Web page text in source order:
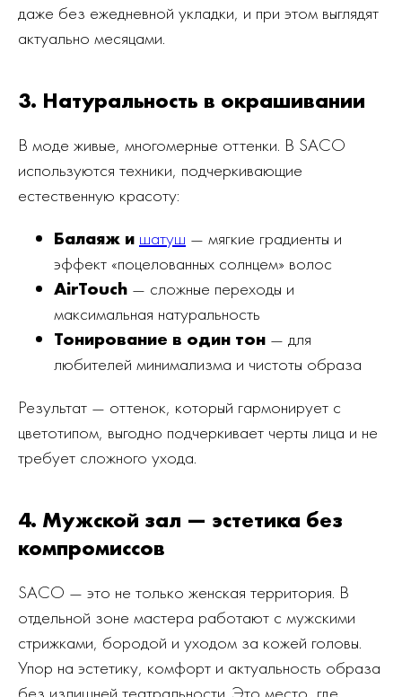
даже без ежедневной укладки, и при этом выглядят
актуально месяцами.
3. Натуральность в окрашивании
В моде живые, многомерные оттенки. В SACO
используются техники, подчеркивающие
естественную красоту:
Балаяж и шатуш — мягкие градиенты и
эффект «поцелованных солнцем» волос
AirTouch — сложные переходы и
максимальная натуральность
Тонирование в один тон — для
любителей минимализма и чистоты образа
Результат — оттенок, который гармонирует с
цветотипом, выгодно подчеркивает черты лица и не
требует сложного ухода.
4. Мужской зал — эстетика без
компромиссов
SACO — это не только женская территория. В
отдельной зоне мастера работают с мужскими
стрижками, бородой и уходом за кожей головы.
Упор на эстетику, комфорт и актуальность образа